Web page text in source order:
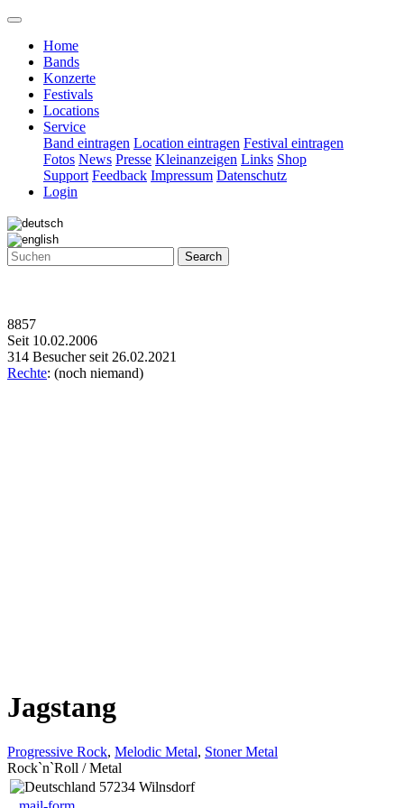
Home
Bands
Konzerte
Festivals
Locations
Service
Band eintragen Location eintragen Festival eintragen
Fotos News Presse Kleinanzeigen Links Shop
Support Feedback Impressum Datenschutz
Login
Search
8857
Seit 10.02.2006
314 Besucher seit 26.02.2021
Rechte: (noch niemand)
Jagstang
Progressive Rock, Melodic Metal, Stoner Metal
Rock`n`Roll / Metal
57234 Wilnsdorf